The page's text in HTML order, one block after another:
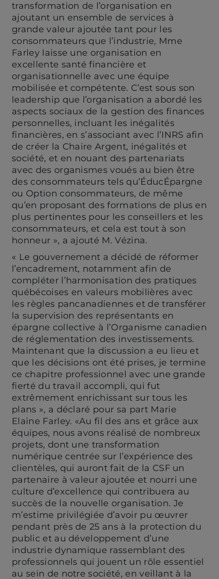
transformation de l’organisation en
ajoutant un ensemble de services à
grande valeur ajoutée tant pour les
consommateurs que l’industrie, Mme
Farley laisse une organisation en
excellente santé financière et
organisationnelle avec une équipe
mobilisée et compétente. C’est sous son
leadership que l’organisation a abordé les
aspects sociaux de la gestion des finances
personnelles, incluant les inégalités
financières, en s’associant avec l’INRS afin
de créer la Chaire Argent, inégalités et
société, et en nouant des partenariats
avec des organismes voués au bien être
des consommateurs tels qu’ÉducÉpargne
ou Option consommateurs, de même
qu’en proposant des formations de plus en
plus pertinentes pour les conseillers et les
consommateurs, et cela est tout à son
honneur », a ajouté M. Vézina.
« Le gouvernement a décidé de réformer
l’encadrement, notamment afin de
compléter l’harmonisation des pratiques
québécoises en valeurs mobilières avec
les règles pancanadiennes et de transférer
la supervision des représentants en
épargne collective à l’Organisme canadien
de réglementation des investissements.
Maintenant que la discussion a eu lieu et
que les décisions ont été prises, je termine
ce chapitre professionnel avec une grande
fierté du travail accompli, qui fut
extrêmement enrichissant sur tous les
plans », a déclaré pour sa part Marie
Elaine Farley. «Au fil des ans et grâce aux
équipes, nous avons réalisé de nombreux
projets, dont une transformation
numérique centrée sur l’expérience des
clientèles, qui auront fait de la CSF un
partenaire à valeur ajoutée et nourri une
culture d’excellence qui contribuera au
succès de la nouvelle organisation. Je
m’estime privilégiée d’avoir pu œuvrer
pendant près de 25 ans à la protection du
public et au développement d’une
industrie dynamique rassemblant des
professionnels qui jouent un rôle essentiel
au sein de notre société, en veillant à la